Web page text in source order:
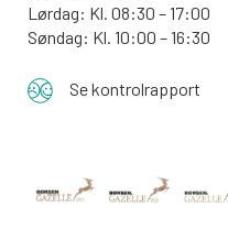
Lørdag: Kl. 08:30 – 17:00
Søndag: Kl. 10:00 – 16:30
Se kontrolrapport